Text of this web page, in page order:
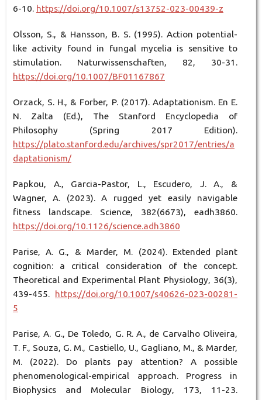
6-10. https://doi.org/10.1007/s13752-023-00439-z
Olsson, S., & Hansson, B. S. (1995). Action potential-
like activity found in fungal mycelia is sensitive to
stimulation. Naturwissenschaften, 82, 30-31.
https://doi.org/10.1007/BF01167867
Orzack, S. H., & Forber, P. (2017). Adaptationism. En E.
N. Zalta (Ed.), The Stanford Encyclopedia of
Philosophy (Spring 2017 Edition).
https://plato.stanford.edu/archives/spr2017/entries/a
daptationism/
Papkou, A., Garcia-Pastor, L., Escudero, J. A., &
Wagner, A. (2023). A rugged yet easily navigable
fitness landscape. Science, 382(6673), eadh3860.
https://doi.org/10.1126/science.adh3860
Parise, A. G., & Marder, M. (2024). Extended plant
cognition: a critical consideration of the concept.
Theoretical and Experimental Plant Physiology, 36(3),
439-455. https://doi.org/10.1007/s40626-023-00281-
5
Parise, A. G., De Toledo, G. R. A., de Carvalho Oliveira,
T. F., Souza, G. M., Castiello, U., Gagliano, M., & Marder,
M. (2022). Do plants pay attention? A possible
phenomenological-empirical approach. Progress in
Biophysics and Molecular Biology, 173, 11-23.